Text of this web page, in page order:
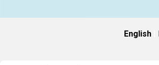
English